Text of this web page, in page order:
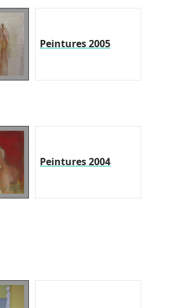
Peintures 2005
Peintures 2004